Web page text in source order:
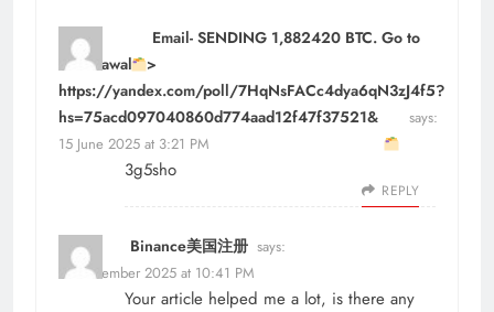
Email- SENDING 1,882420 BTC. Go to
withdrawal >>
https://yandex.com/poll/7HqNsFACc4dya6qN3zJ4f5?
hs=75acd097040860d774aad12f47f37521&
says:
15 June 2025 at 3:21 PM
3g5sho
REPLY
Binance美国注册 says:
15 December 2025 at 10:41 PM
Your article helped me a lot, is there any